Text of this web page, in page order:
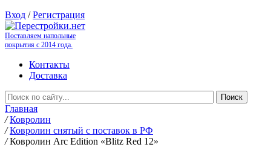
Вход /Регистрация
Поставляем напольные
покрытия с 2014 года.
Контакты
Доставка
Главная
/ Ковролин
/ Ковролин снятый с поставок в РФ
/ Ковролин Arc Edition «Blitz Red 12»